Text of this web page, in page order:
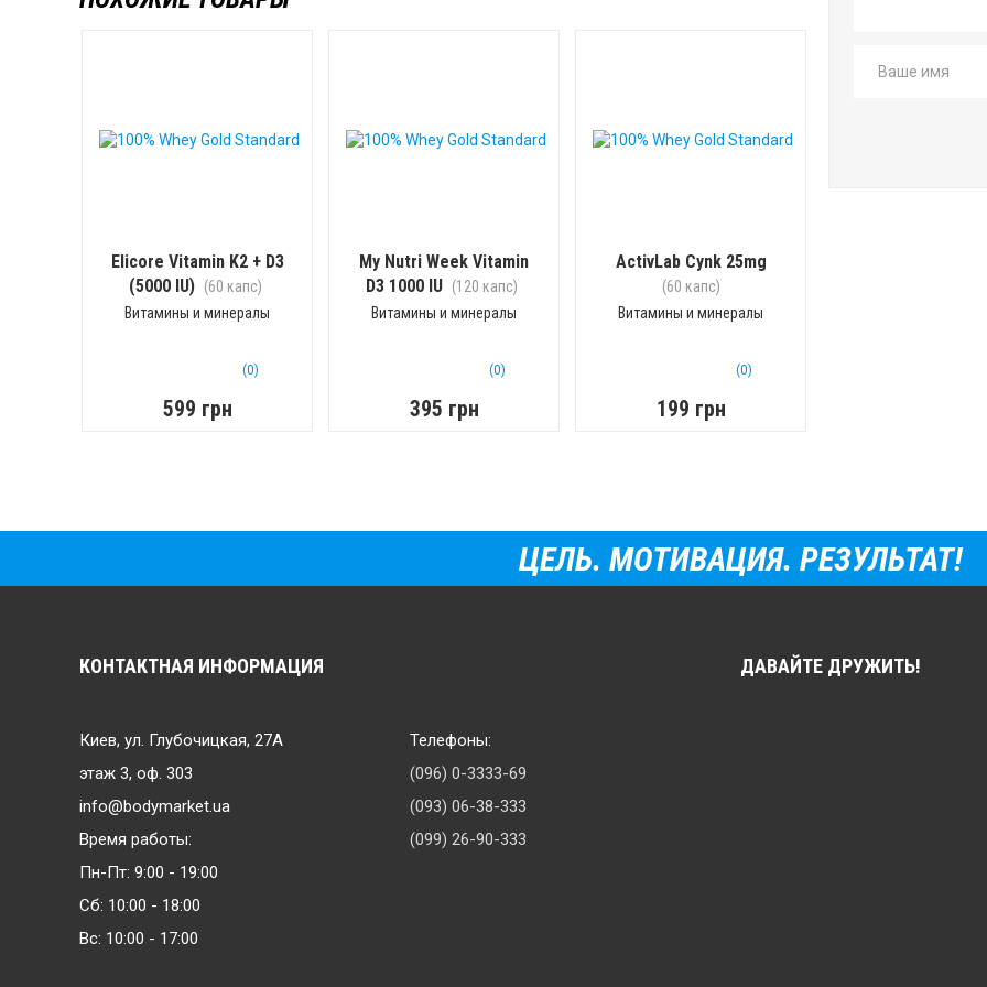
Elicore Vitamin K2 + D3
(5000 IU) (60 капс)
Витамины и минералы
(0)
599 грн
My Nutri Week Vitamin
D3 1000 IU (120 капс)
Витамины и минералы
(0)
395 грн
ActivLab Сynk 25mg
(60 капс)
Витамины и минералы
(0)
199 грн
ЦЕЛЬ. МОТИВАЦИЯ. РЕЗУЛЬТАТ!
КОНТАКТНАЯ ИНФОРМАЦИЯ
Киев, ул. Глубочицкая, 27А
этаж 3, оф. 303
info@bodymarket.ua
Время работы:
Пн-Пт: 9:00 - 19:00
Сб: 10:00 - 18:00
Вс: 10:00 - 17:00
Телефоны:
(096) 0-3333-69
(093) 06-38-333
(099) 26-90-333
ДАВАЙТЕ ДРУЖИТЬ!